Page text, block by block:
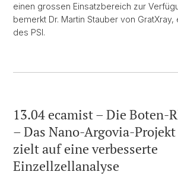
einen grossen Einsatzbereich zur
bemerkt Dr. Martin Stauber von
des PSI.
13.04 ecamist – Die Boten-
– Das Nano-Argovia-Projekt
zielt auf eine verbesserte
Einzellzellanalyse